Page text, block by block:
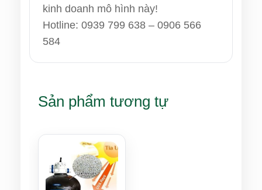
kinh doanh mô hình này!
Hotline: 0939 799 638 – 0906 566
584
Sản phẩm tương tự